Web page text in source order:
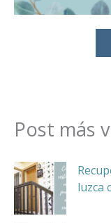
Post más
luzca